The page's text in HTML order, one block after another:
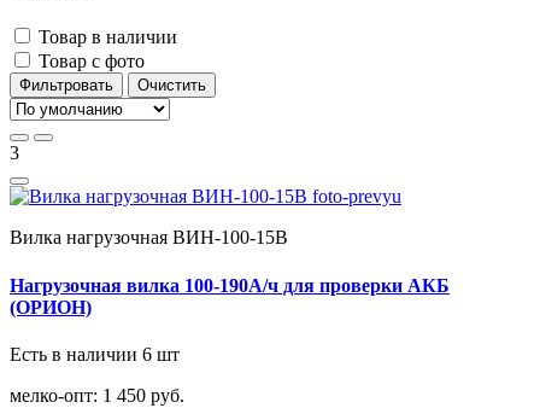
Товар в наличии
Товар с фото
Фильтровать Очистить
3
Вилка нагрузочная ВИН-100-15В
Нагрузочная вилка 100-190А/ч для проверки АКБ
(ОРИОН)
Есть в наличии 6 шт
мелко-опт: 1 450 руб.